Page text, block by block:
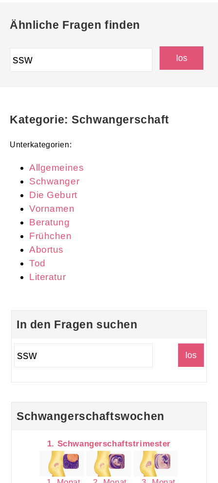
Ähnliche Fragen finden
Kategorie: Schwangerschaft
Unterkategorien:
Allgemeines
Schwanger
Die Geburt
Vornamen
Beratung
Frühchen
Abortus
Tod
Literatur
In den Fragen suchen
Schwangerschaftswochen
1. Schwangerschaftstrimester